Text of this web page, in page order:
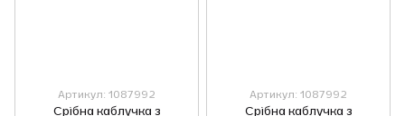
Артикул: 1087992
Срібна каблучка з
Артикул: 1087992
Срібна каблучка з